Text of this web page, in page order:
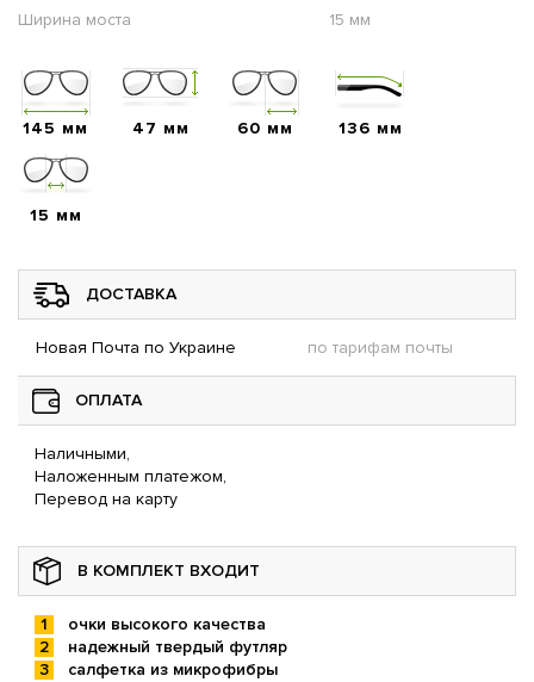
Ширина моста
15 мм
145 мм 47 мм 60 мм 136 мм
15 мм
ДОСТАВКА
Новая Почта по Украине по тарифам почты
ОПЛАТА
Наличными,
Наложенным платежом,
Перевод на карту
В КОМПЛЕКТ ВХОДИТ
очки высокого качества
надежный твердый футляр
салфетка из микрофибры